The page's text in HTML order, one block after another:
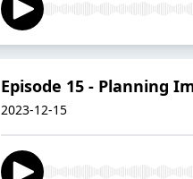
Episode 15 - Planning
2023-12-15